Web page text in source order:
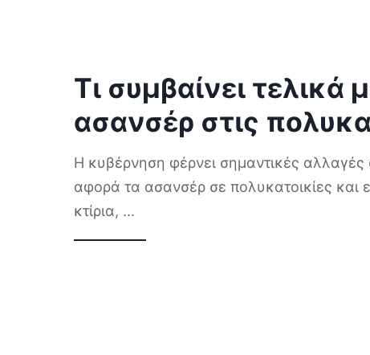
Τι συμβαίνει τελικά
ασανσέρ στις
Η κυβέρνηση φέρνει σημαντικές αλλαγές
αφορά τα ασανσέρ σε πολυκατοικίες και
κτίρια, ...